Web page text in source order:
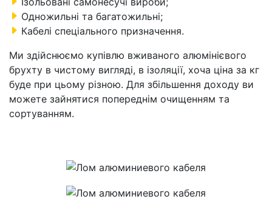
Одножильні та багатожильні;
Кабелі спеціального призначення.
Ми здійснюємо купівлю вживаного алюмінієвого
брухту в чистому вигляді, в ізоляції, хоча ціна за кг
буде при цьому різною. Для збільшення доходу ви
можете зайнятися попереднім очищенням та
сортуванням.